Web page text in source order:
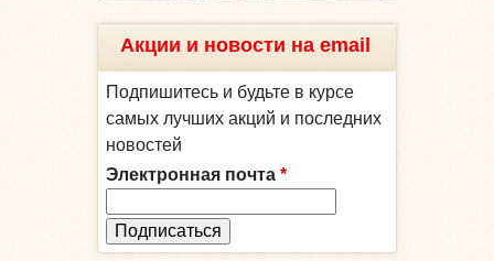
Акции и новости на email
Подпишитесь и будьте в курсе
самых лучших акций и последних
новостей
Электронная почта *